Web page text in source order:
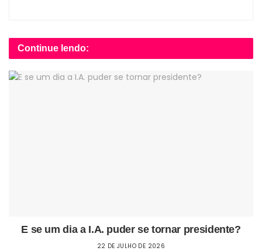
Continue lendo:
E se um dia a I.A. puder se tornar presidente?
22 DE JULHO DE 2026